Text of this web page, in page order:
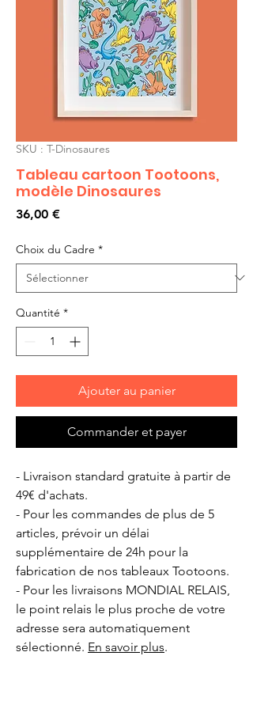
SKU : T-Dinosaures
Tableau cartoon Tootoons,
modèle Dinosaures
36,00 €Prix
Choix du Cadre *
Quantité *
Ajouter au panier
Commander et payer
- Livraison standard gratuite à partir de
49€ d'achats.
- Pour les commandes de plus de 5
articles, prévoir un délai
supplémentaire de 24h pour la
fabrication de nos tableaux Tootoons.
- Pour les livraisons MONDIAL RELAIS,
le point relais le plus proche de votre
adresse sera automatiquement
sélectionné. En savoir plus.